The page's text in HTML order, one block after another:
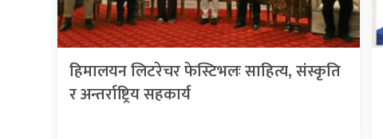
हिमालयन लिटरेचर फेस्टिभलः साहित्य, संस्कृति
र अन्तर्राष्ट्रिय सहकार्य